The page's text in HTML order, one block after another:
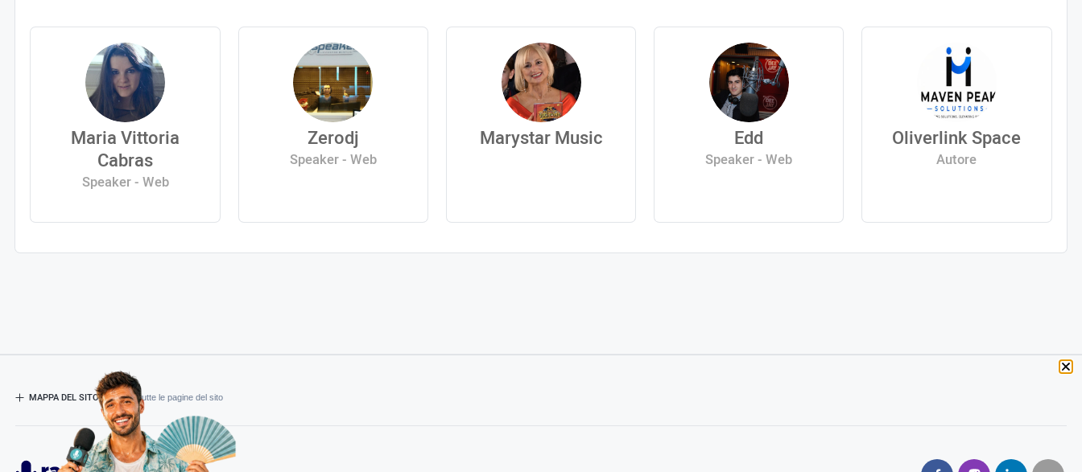
Maria Vittoria
Cabras
Speaker - Web
Zerodj
Speaker - Web
Marystar Music Edd
Speaker - Web
Oliverlink Space
Autore
MAPPA DEL SITO- Esplora tutte le pagine del sito